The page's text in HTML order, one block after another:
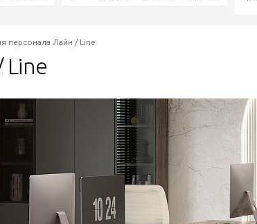
персонала Лайн / Line
Line